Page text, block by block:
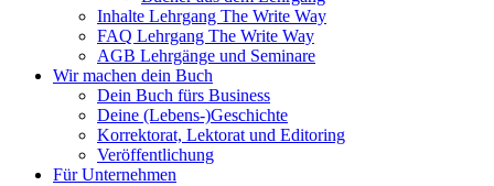
Inhalte Lehrgang The Write Way
FAQ Lehrgang The Write Way
AGB Lehrgänge und Seminare
Wir machen dein Buch
Dein Buch fürs Business
Deine (Lebens-)Geschichte
Korrektorat, Lektorat und Editoring
Veröffentlichung
Für Unternehmen